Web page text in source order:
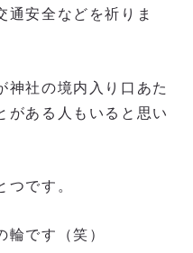
通安全などを祈りま
神社の境内入り口あた
がある人もいると思い
つです。
輪です（笑）